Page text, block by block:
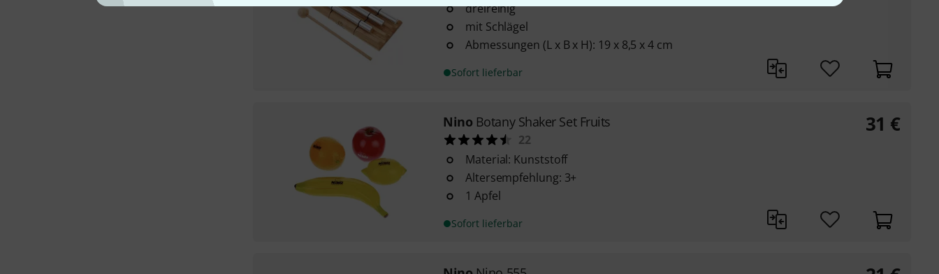
dreireihig
mit Schlägel
Abmessungen (L x B x H): 19 x 8,5 x 4 cm
Sofort lieferbar
Nino Botany Shaker Set Fruits
22
Material: Kunststoff
Altersempfehlung: 3+
1 Apfel
Sofort lieferbar
31 €